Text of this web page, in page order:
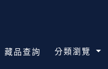
藏品查詢 分類瀏覽